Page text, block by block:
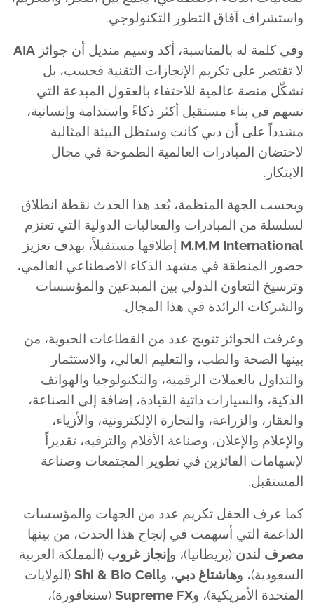
واستشراف آفاق التطور التكنولوجي.
وفي كلمة له بالمناسبة، أكد وسيم منديل أن جوائز AIA
لا تقتصر على تكريم الإنجازات التقنية فحسب، بل
تشكّل منصة عالمية للاحتفاء بالعقول المبدعة التي
تسهم في بناء مستقبل أكثر ذكاءً واستدامة وإنسانية،
مشدداً على أن دبي كانت وستظل البيئة المثالية
لاحتضان المبادرات العالمية الطموحة في مجال
الابتكار.
وبحسب الجهة المنظمة، يُعد هذا الحدث نقطة انطلاق
لسلسلة من المبادرات والفعاليات الدولية التي تعتزم
M.M.M International إطلاقها مستقبلاً، بهدف تعزيز
حضور المنطقة في مشهد الذكاء الاصطناعي العالمي،
وترسيخ التعاون الدولي بين المبدعين والمؤسسات
والشركات الرائدة في هذا المجال.
وعرفت الجوائز تتويج عدد من القطاعات الحيوية، من
بينها الصحة والطب، والتعليم العالي، والاستثمار
والتداول بالعملات الرقمية، والتكنولوجيا والهواتف
الذكية، والسيارات ذاتية القيادة، إضافة إلى الصناعة،
والعقار، والزراعة، والتجارة الإلكترونية، والأزياء،
والإعلام والإعلان، وصناعة الأفلام والترفيه، تقديراً
لإسهامات الفائزين في تطوير المجتمعات وصناعة
المستقبل.
كما عرف الحفل تكريم عدد من الجهات والمؤسسات
الداعمة التي أسهمت في إنجاح هذا الحدث، من بينها
مصرف لندن (بريطانيا)، وإنجاز غروب (المملكة العربية
السعودية)، وهاشتاغ دبي، وShi & Bio Cell (الولايات
المتحدة الأمريكية)، وSupreme FX (سنغافورة)،